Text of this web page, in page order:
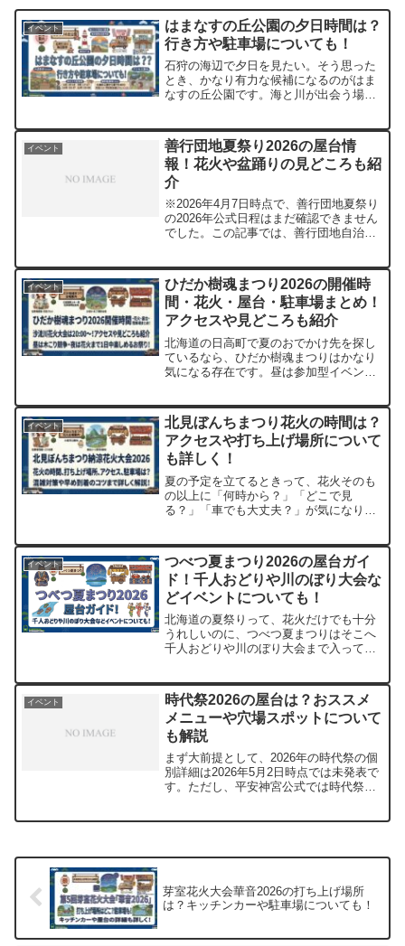
イベント
はまなすの丘公園の夕日時間は？
行き方や駐車場についても！
石狩の海辺で夕日を見たい。そう思った
とき、かなり有力な候補になるのがはま
なすの丘公園です。海と川が出会う場所
きで、ただ歩くだけでも気持ちがふっと
軽くなるんですよね。しか...
イベント
善行団地夏祭り2026の屋台情
報！花火や盆踊りの見どころも紹
介
※2026年4月7日時点で、善行団地夏祭り
の2026年公式日程はまだ確認できません
でした。この記事では、善行団地自治会
「予想」と明確に分けてまとめていま
す。私も地域の...
イベント
ひだか樹魂まつり2026の開催時
間・花火・屋台・駐車場まとめ！
アクセスや見どころも紹介
北海道の日高町で夏のおでかけ先を探し
ているなら、ひだか樹魂まつりはかなり
気になる存在です。昼は参加型イベント
べるお祭り」として候補に入れます。し
かも会場がスキー場駐車...
イベント
北見ぼんちまつり花火の時間は？
アクセスや打ち上げ場所について
も詳しく！
夏の予定を立てるときって、花火そのも
の以上に「何時から？」「どこで見
る？」「車でも大丈夫？」が気になりま
イプなので、その気持ちがすごく分かり
ます。北見ぼんちまつりは、北...
イベント
つべつ夏まつり2026の屋台ガイ
ド！千人おどりや川のぼり大会な
どイベントについても！
北海道の夏祭りって、花火だけでも十分
うれしいのに、つべつ夏まつりはそこへ
千人おどりや川のぼり大会まで入ってく
気ごと楽しむタイプのお祭りだな」と感
じました。つべつ夏まつり...
イベント
時代祭2026の屋台は？おススメ
メニューや穴場スポットについて
も解説
まず大前提として、2026年の時代祭の個
別詳細は2026年5月2日時点では未発表で
す。ただし、平安神宮公式では時代祭を
芽室花火大会華音2026の打ち上げ場所
は？キッチンカーや駐車場についても！